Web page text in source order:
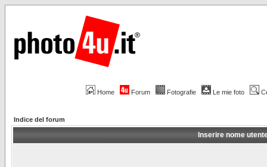
Home Forum Fotografie Le mie foto
Indice del forum
Inserire nome